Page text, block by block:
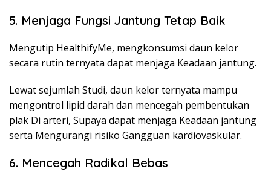
5. Menjaga Fungsi Jantung Tetap Baik
Mengutip HealthifyMe, mengkonsumsi daun kelor
secara rutin ternyata dapat menjaga Keadaan jantung.
Lewat sejumlah Studi, daun kelor ternyata mampu
mengontrol lipid darah dan mencegah pembentukan
plak Di arteri, Supaya dapat menjaga Keadaan jantung
serta Mengurangi risiko Gangguan kardiovaskular.
6. Mencegah Radikal Bebas